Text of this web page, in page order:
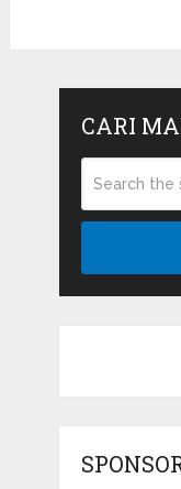
CARI